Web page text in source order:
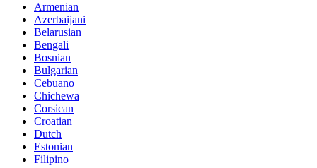
Armenian
Azerbaijani
Belarusian
Bengali
Bosnian
Bulgarian
Cebuano
Chichewa
Corsican
Croatian
Dutch
Estonian
Filipino